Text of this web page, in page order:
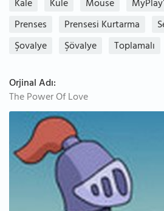
Kale
Kule Mouse
Prenses
Prensesi Kurtarma
Şovalye
Şövalye Toplamalı
Orjinal Adı:
The Power Of Love